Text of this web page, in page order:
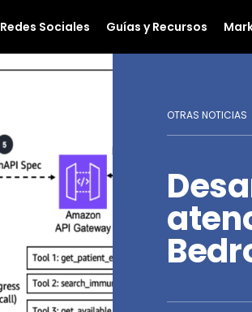
Redes Sociales Guías y Recursos
OTRAS NOTICIAS